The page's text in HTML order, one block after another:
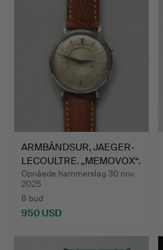
ARMBÅNDSUR, JAEGER-
LECOULTRE. „MEMOVOX“.
Opnåede hammerslag 30 nov
2025
8 bud
950 USD